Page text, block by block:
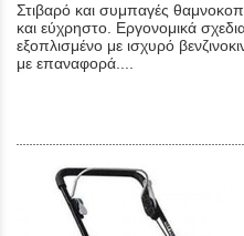
Στιβαρό και συμπαγές
και εύχρηστο. Εργονομικά
εξοπλισμένο με ισχυρό
με επαναφορά....